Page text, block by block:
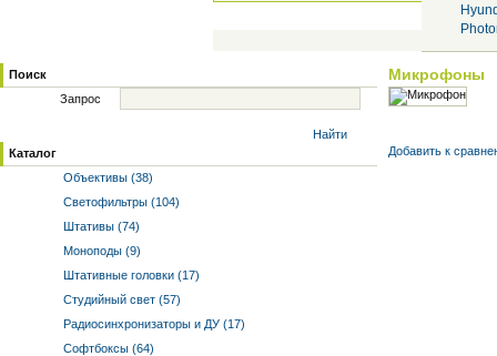
Поиск
Запрос
Найти
Каталог
Объективы (38)
Светофильтры (104)
Штативы (74)
Моноподы (9)
Штативные головки (17)
Студийный свет (57)
Радиосинхронизаторы и ДУ (17)
Софтбоксы (64)
Микрофоны
Добавить к